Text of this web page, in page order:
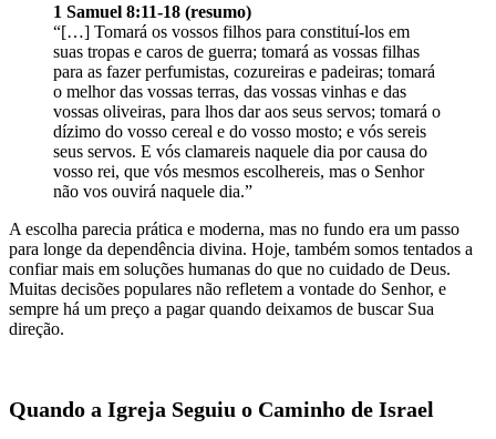
1 Samuel 8:11-18 (resumo)
“[…] Tomará os vossos filhos para constituí-los em
suas tropas e caros de guerra; tomará as vossas filhas
para as fazer perfumistas, cozureiras e padeiras; tomará
o melhor das vossas terras, das vossas vinhas e das
vossas oliveiras, para lhos dar aos seus servos; tomará o
dízimo do vosso cereal e do vosso mosto; e vós sereis
seus servos. E vós clamareis naquele dia por causa do
vosso rei, que vós mesmos escolhereis, mas o Senhor
não vos ouvirá naquele dia.”
A escolha parecia prática e moderna, mas no fundo era um passo
para longe da dependência divina. Hoje, também somos tentados a
confiar mais em soluções humanas do que no cuidado de Deus.
Muitas decisões populares não refletem a vontade do Senhor, e
sempre há um preço a pagar quando deixamos de buscar Sua
direção.
Quando a Igreja Seguiu o Caminho de Israel